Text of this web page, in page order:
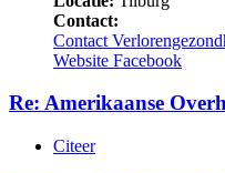
Contact:
Contact
Website Facebook
Re: Amerikaanse
Citeer